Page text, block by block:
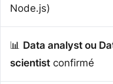
Node.js)
📊 Data analyst ou
scientist confirmé